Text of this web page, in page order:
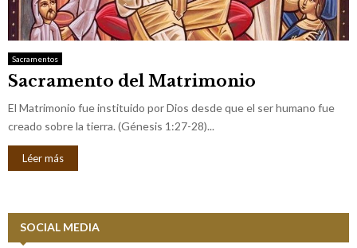
E
N
U
Sacramentos
Sacramento del Matrimonio
El Matrimonio fue instituido por Dios desde que el ser humano fue
creado sobre la tierra. (Génesis 1:27-28)...
Léer más
SOCIAL MEDIA